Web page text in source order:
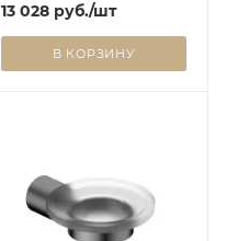
13 028руб./шт
В КОРЗИНУ